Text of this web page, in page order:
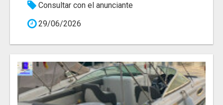
Consultar con el anunciante
29/06/2026